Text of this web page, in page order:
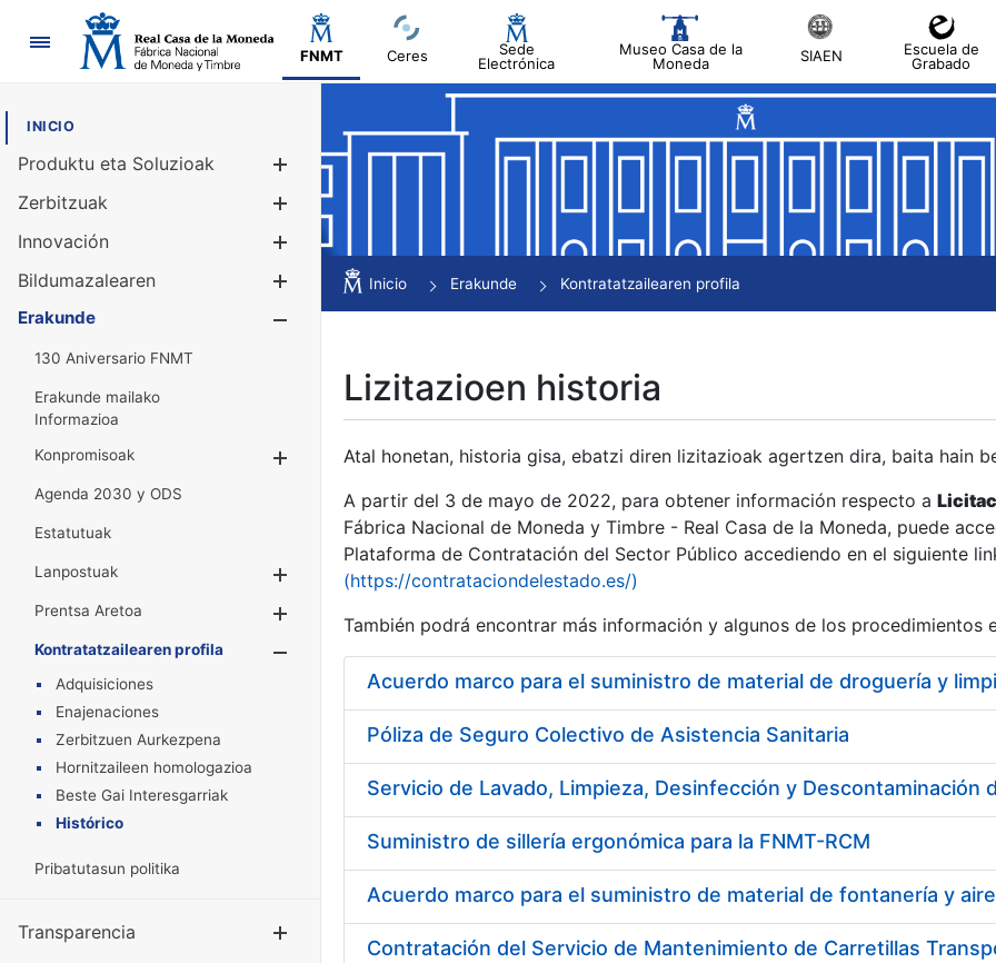
Nabigazioa
FNMT Ceres
Sede
Electrónica
Museo Casa de la
Moneda
SIAEN
Escuela de
Grabado
INICIO
Produktu eta Soluzioak
Erakutsi/Ezkutatu
Zerbitzuak
Innovación
Bildumazalearen
Erakutsi/Ezkutatu
Erakunde
130 Aniversario FNMT
Erakunde mailako
Informazioa
Konpromisoak
Erakutsi/Ezkutatu
Agenda 2030 y ODS
Estatutuak
Lanpostuak
Erakutsi/Ezkutatu
Prentsa Aretoa
Erakutsi/Ezkutatu
Kontratatzailearen profila
Erakutsi/Ezkutatu
Adquisiciones
Enajenaciones
Zerbitzuen Aurkezpena
Hornitzaileen homologazioa
Beste Gai Interesgarriak
Histórico
Pribatutasun politika
Transparencia Erakutsi/Ezkutatu
Inicio Erakunde Kontratatzailearen profila
Lizitazioen historia
Atal honetan, historia gisa, ebatzi diren lizitazioak agertzen dira, baita hain
A partir del 3 de mayo de 2022, para obtener información respecto a
Fábrica Nacional de Moneda y Timbre - Real Casa de la Moneda, puede
Plataforma de Contratación del Sector Público accediendo en el siguiente
(https://contrataciondelestado.es/)
También podrá encontrar más información y algunos de los procedimientos
Acuerdo marco para el suministro de material de droguería y
Póliza de Seguro Colectivo de Asistencia Sanitaria
Suministro de sillería ergonómica para la FNMT-RCM
Acuerdo marco para el suministro de material de fontanería y
Contratación del Servicio de Mantenimiento de Carretillas